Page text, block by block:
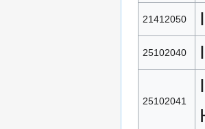
21412050
25102040
25102041